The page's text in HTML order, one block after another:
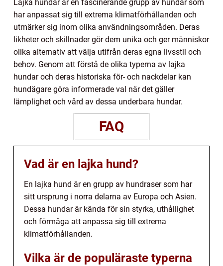
Lajka hundar är en fascinerande grupp av hundar som
har anpassat sig till extrema klimatförhållanden och
utmärker sig inom olika användningsområden. Deras
likheter och skillnader gör dem unika och ger människor
olika alternativ att välja utifrån deras egna livsstil och
behov. Genom att förstå de olika typerna av lajka
hundar och deras historiska för- och nackdelar kan
hundägare göra informerade val när det gäller
lämplighet och vård av dessa underbara hundar.
FAQ
Vad är en lajka hund?
En lajka hund är en grupp av hundraser som har
sitt ursprung i norra delarna av Europa och Asien.
Dessa hundar är kända för sin styrka, uthållighet
och förmåga att anpassa sig till extrema
klimatförhållanden.
Vilka är de populäraste typerna